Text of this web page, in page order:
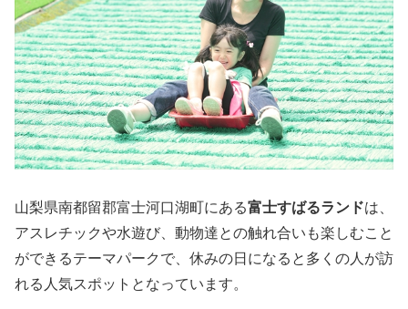
山梨県南都留郡富士河口湖町にある富士すばるランドは、
アスレチックや水遊び、動物達との触れ合いも楽しむこと
ができるテーマパークで、休みの日になると多くの人が訪
れる人気スポットとなっています。